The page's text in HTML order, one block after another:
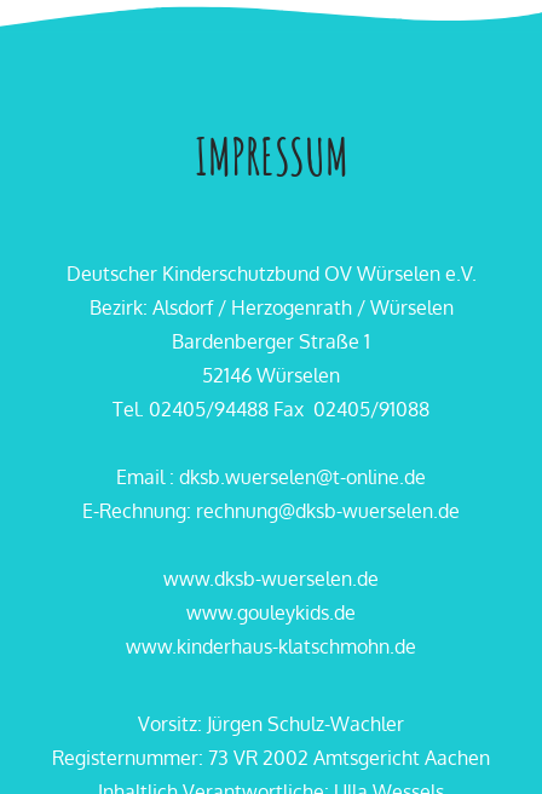
IMPRESSUM
Deutscher Kinderschutzbund OV Würselen e.V.
Bezirk: Alsdorf / Herzogenrath / Würselen
Bardenberger Straße 1
52146 Würselen
Tel. 02405/94488 Fax 02405/91088
Email : dksb.wuerselen@t-online.de
E-Rechnung: rechnung@dksb-wuerselen.de
www.dksb-wuerselen.de
www.gouleykids.de
www.kinderhaus-klatschmohn.de
Vorsitz: Jürgen Schulz-Wachler
Registernummer: 73 VR 2002 Amtsgericht Aachen